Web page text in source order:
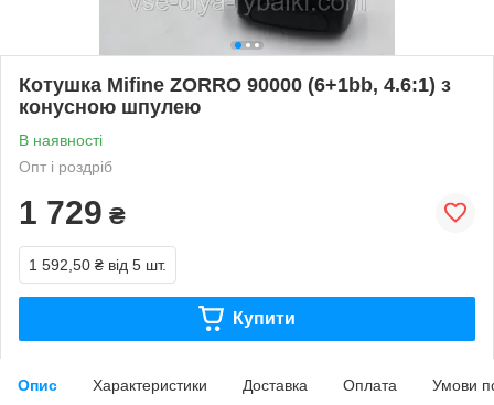
Котушка Mifine ZORRO 90000 (6+1bb, 4.6:1) з
конусною шпулею
В наявності
Опт і роздріб
1 729 ₴
1 592,50 ₴ від 5 шт.
Купити
Опис Характеристики Доставка Оплата Умови